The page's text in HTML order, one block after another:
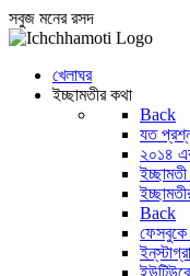
সবুজ মনের রসদ
খেলাঘর
ইচ্ছামতীর কথা
Back
যত
২০১৪
ইচ্ছামতী
Back
ফেসবুকে